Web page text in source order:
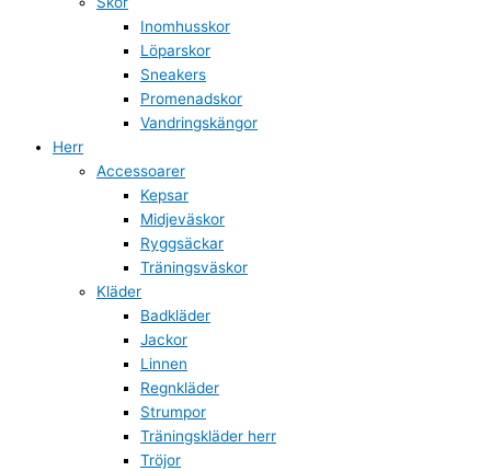
Inomhusskor
Löparskor
Sneakers
Promenadskor
Vandringskängor
Herr
Accessoarer
Kepsar
Midjeväskor
Ryggsäckar
Träningsväskor
Kläder
Badkläder
Jackor
Linnen
Regnkläder
Strumpor
Träningskläder herr
Tröjor